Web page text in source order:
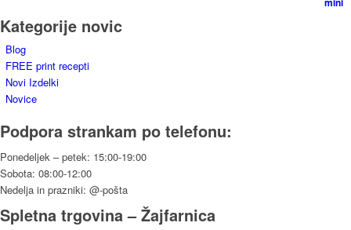
Kategorije novic
Blog
FREE print recepti
Novi Izdelki
Novice
Podpora strankam po telefonu:
Ponedeljek – petek: 15:00-19:00
Sobota: 08:00-12:00
Nedelja in prazniki: @-pošta
Spletna trgovina – Žajfarnica